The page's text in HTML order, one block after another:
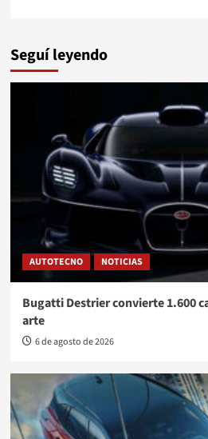
Seguí leyendo
AUTOTECNO NOTICIAS
Bugatti Destrier convierte 1.600
arte
6 de agosto de 2026